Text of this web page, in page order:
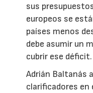
sus
europeos se
países menos
debe asumir un
cubrir ese déficit.
Adrián Baltanás
clarificadores